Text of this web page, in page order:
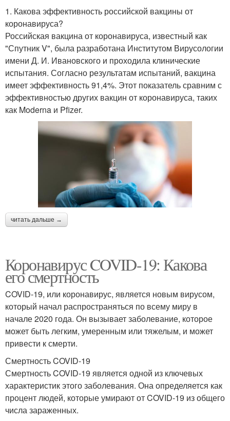
1. Какова эффективность российской вакцины от
коронавируса?
Российская вакцина от коронавируса, известный как
"Спутник V", была разработана Институтом Вирусологии
имени Д. И. Ивановского и проходила клинические
испытания. Согласно результатам испытаний, вакцина
имеет эффективность 91,4%. Этот показатель сравним с
эффективностью других вакцин от коронавируса, таких
как Moderna и Pfizer.
читать дальше →
Коронавирус COVID-19: Какова
его смертность
COVID-19, или коронавирус, является новым вирусом,
который начал распространяться по всему миру в
начале 2020 года. Он вызывает заболевание, которое
может быть легким, умеренным или тяжелым, и может
привести к смерти.
Смертность COVID-19
Смертность COVID-19 является одной из ключевых
характеристик этого заболевания. Она определяется как
процент людей, которые умирают от COVID-19 из общего
числа зараженных.